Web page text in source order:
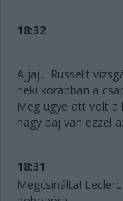
18:32
Ajjaj... Russellt
neki korábban a
Meg ugye ott volt a
nagy baj van ezzel
18:31
Megcsinálta!